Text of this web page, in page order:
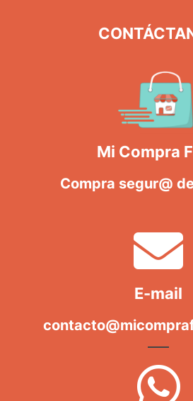
Mi Compra
Compra segur@
E-mail